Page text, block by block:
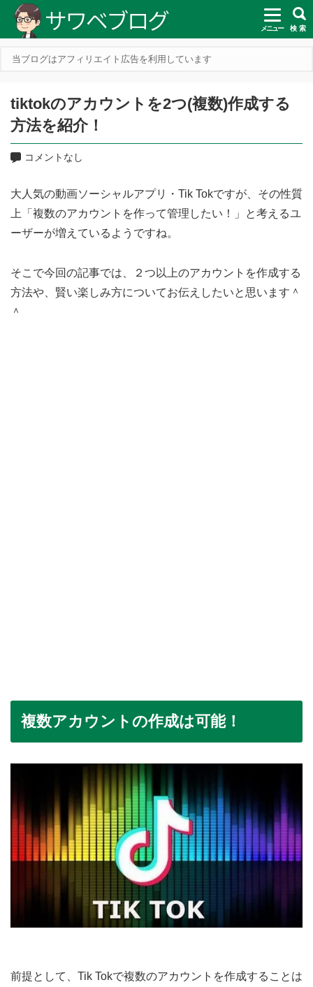
メニュー 検 索
当ブログはアフィリエイト広告を利用しています
tiktokのアカウントを2つ(複数)作成する
方法を紹介！
コメントなし
大人気の動画ソーシャルアプリ・Tik Tokですが、その性質
上「複数のアカウントを作って管理したい！」と考えるユ
ーザーが増えているようですね。
そこで今回の記事では、２つ以上のアカウントを作成する
方法や、賢い楽しみ方についてお伝えしたいと思います＾
＾
複数アカウントの作成は可能！
前提として、Tik Tokで複数のアカウントを作成することは